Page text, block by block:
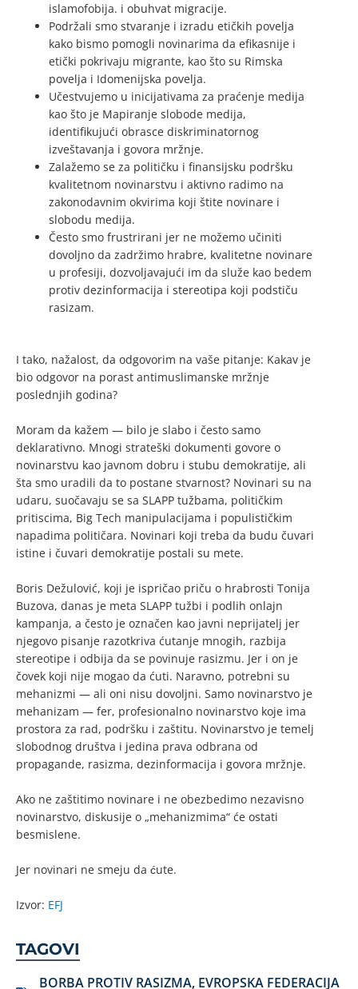
islamofobija. i obuhvat migracije.
Podržali smo stvaranje i izradu etičkih povelja
kako bismo pomogli novinarima da efikasnije i
etički pokrivaju migrante, kao što su Rimska
povelja i Idomenijska povelja.
Učestvujemo u inicijativama za praćenje medija
kao što je Mapiranje slobode medija,
identifikujući obrasce diskriminatornog
izveštavanja i govora mržnje.
Zalažemo se za političku i finansijsku podršku
kvalitetnom novinarstvu i aktivno radimo na
zakonodavnim okvirima koji štite novinare i
slobodu medija.
Često smo frustrirani jer ne možemo učiniti
dovoljno da zadržimo hrabre, kvalitetne novinare
u profesiji, dozvoljavajući im da služe kao bedem
protiv dezinformacija i stereotipa koji podstiču
rasizam.
I tako, nažalost, da odgovorim na vaše pitanje: Kakav je
bio odgovor na porast antimuslimanske mržnje
poslednjih godina?
Moram da kažem — bilo je slabo i često samo
deklarativno. Mnogi strateški dokumenti govore o
novinarstvu kao javnom dobru i stubu demokratije, ali
šta smo uradili da to postane stvarnost? Novinari su na
udaru, suočavaju se sa SLAPP tužbama, političkim
pritiscima, Big Tech manipulacijama i populističkim
napadima političara. Novinari koji treba da budu čuvari
istine i čuvari demokratije postali su mete.
Boris Dežulović, koji je ispričao priču o hrabrosti Tonija
Buzova, danas je meta SLAPP tužbi i podlih onlajn
kampanja, a često je označen kao javni neprijatelj jer
njegovo pisanje razotkriva ćutanje mnogih, razbija
stereotipe i odbija da se povinuje rasizmu. Jer i on je
čovek koji nije mogao da ćuti. Naravno, potrebni su
mehanizmi — ali oni nisu dovoljni. Samo novinarstvo je
mehanizam — fer, profesionalno novinarstvo koje ima
prostora za rad, podršku i zaštitu. Novinarstvo je temelj
slobodnog društva i jedina prava odbrana od
propagande, rasizma, dezinformacija i govora mržnje.
Ako ne zaštitimo novinare i ne obezbedimo nezavisno
novinarstvo, diskusije o „mehanizmima“ će ostati
besmislene.
Jer novinari ne smeju da ćute.
Izvor: EFJ
TAGOVI
BORBA PROTIV RASIZMA, EVROPSKA FEDERACIJA